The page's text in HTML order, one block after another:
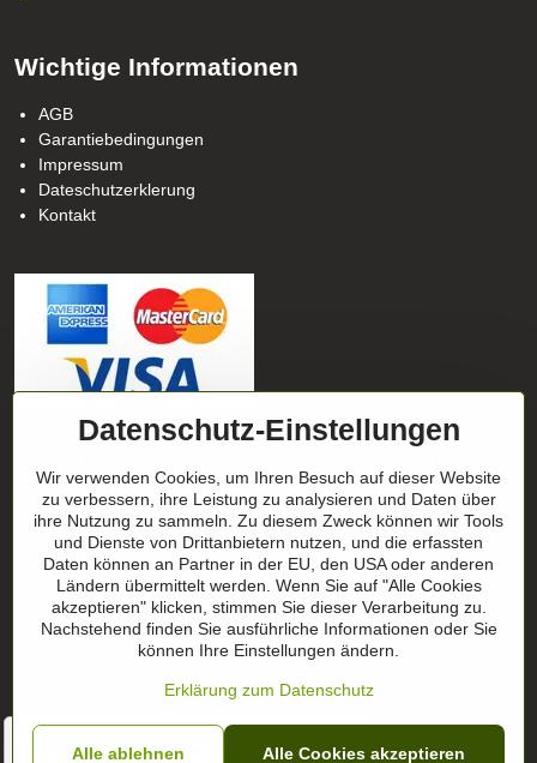
Wichtige Informationen
AGB
Garantiebedingungen
Impressum
Dateschutzerklerung
Kontakt
unseren Netzwerken
Facebook Instagram
Geschenktipp
Geschenk-Zertifikate
Urheberrecht
Datenschutz-Einstellungen
Wir verwenden Cookies, um Ihren Besuch auf dieser Website
zu verbessern, ihre Leistung zu analysieren und Daten über
ihre Nutzung zu sammeln. Zu diesem Zweck können wir Tools
und Dienste von Drittanbietern nutzen, und die erfassten
Daten können an Partner in der EU, den USA oder anderen
Ländern übermittelt werden. Wenn Sie auf "Alle Cookies
akzeptieren" klicken, stimmen Sie dieser Verarbeitung zu.
Nachstehend finden Sie ausführliche Informationen oder Sie
können Ihre Einstellungen ändern.
Erklärung zum Datenschutz
Alle Cookies akzeptieren
Alle ablehnen
" Ich habe das Produkt in ROT bestellt und bin davon
begeistert. hält sehr gut, passt und ist perfekt für meine